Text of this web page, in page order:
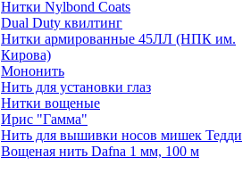
Нитки Nylbond Coats
Dual Duty квилтинг
Нитки армированные 45ЛЛ (НПК им.
Кирова)
Мононить
Нить для установки глаз
Нитки вощеные
Ирис "Гамма"
Нить для вышивки носов мишек Тедди
Вощеная нить Dafna 1 мм, 100 м